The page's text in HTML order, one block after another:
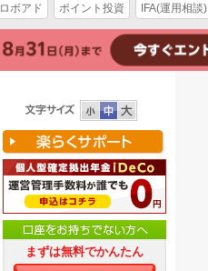
ロボアド ポイント投資 IFA(運用相談)
まずは無料でかんたん